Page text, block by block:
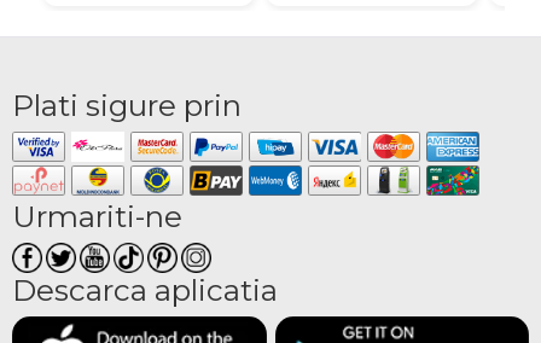
Plati sigure prin
Urmariti-ne
Descarca aplicatia